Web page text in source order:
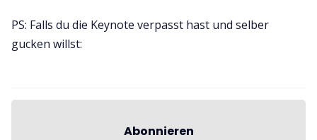
PS: Falls du die Keynote verpasst hast und selber
gucken willst:
Abonnieren